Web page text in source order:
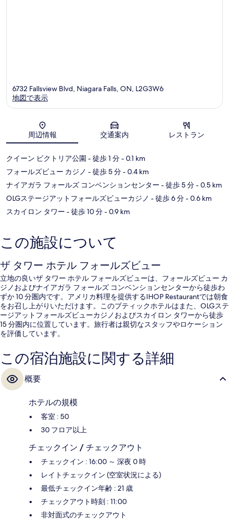
地図
6732 Fallsview Blvd, Niagara Falls, ON, L2G3W6
地図で表示
周辺情報 交通案内 レストラン
クイーン ビクトリア公園 - 徒歩 1 分- 0.1 km
フォールズビュー カジノ - 徒歩 5 分- 0.4 km
ナイアガラ フォールズ コンベンションセンター - 徒歩 5 分- 0.5 km
OLGステージアットフォールズビューカジノ - 徒歩 6 分- 0.6 km
スカイロン タワー - 徒歩 10 分- 0.9 km
この施設について
ザ タワー ホテル フォールズビュー
立地の良いザ タワー ホテル フォールズビューは、フォールズビュー カ
ジノおよびナイアガラ フォールズ コンベンションセンターから徒歩わ
ずか 10 分圏内です。アメリカ料理を提供するIHOP Restaurantでは朝食
をお召し上がりいただけます。このブティックホテルはまた、OLGステ
ージアットフォールズビューカジノおよびスカイロン タワーから徒歩
15 分圏内に位置しています。旅行者は親切なスタッフやロケーション
を評価しています。
この宿泊施設に関する詳細
概要
ホテルの規模
客室 : 50
30 フロア以上
チェックイン / チェックアウト
チェックイン : 16:00 ～ 深夜 0 時
レイトチェックイン (空室状況による)
最低チェックイン年齢 : 21 歳
チェックアウト時刻 : 11:00
非対面式のチェックアウト